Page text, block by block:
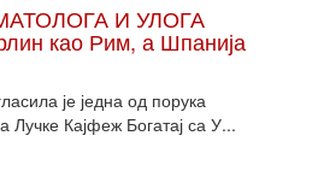
И УЛОГА
као Рим, а Шпанија
је једна од порука
Лучке Кајфеж Богатај са У...